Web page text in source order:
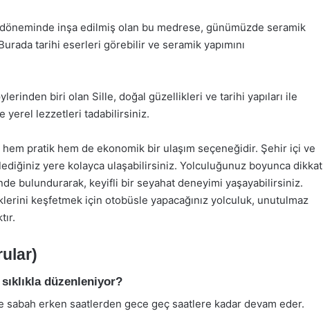
inşa edilmiş olan bu medrese, günümüzde seramik
tarihi eserleri görebilir ve seramik yapımını
biri olan Sille, doğal güzellikleri ve tarihi yapıları ile
yerel lezzetleri tadabilirsiniz.
hem pratik hem de ekonomik bir ulaşım seçeneğidir. Şehir içi ve
yere kolayca ulaşabilirsiniz. Yolculuğunuz boyunca dikkat
bulundurarak, keyifli bir seyahat deneyimi yaşayabilirsiniz.
keşfetmek için otobüsle yapacağınız yolculuk, unutulmaz
düzenleniyor?
sabah erken saatlerden gece geç saatlere kadar devam eder.